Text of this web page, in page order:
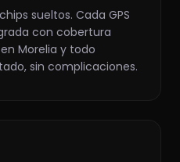
sueltos. Cada GPS
con cobertura
Morelia y todo
sin complicaciones.